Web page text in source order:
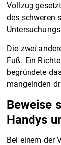
Vollzug
des schweren
Die zwei
Fuß. Ein
begründete
mangelnden
Beweise
Handys
Bei einem der